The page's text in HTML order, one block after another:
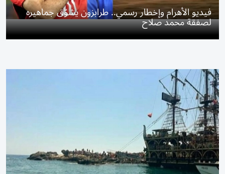
فيديو الأهرام وإخطار رسمي.. طرابزون يشوّق جماهيره
لصفقة محمد صلاح